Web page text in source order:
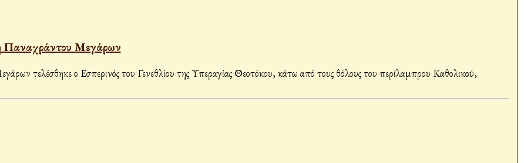
Παναχράντου Μεγάρων
τελέσθηκε ο Εσπερινός του Γενεθλίου της Υπεραγίας Θεοτόκου, κάτω από τους θόλους του περίλαμπρου Καθολικού,